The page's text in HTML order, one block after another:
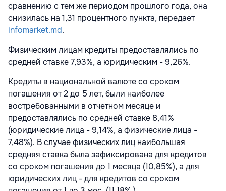
сравнению с тем же периодом прошлого года, она
снизилась на 1,31 процентного пункта, передает
infomarket.md.
Физическим лицам кредиты предоставлялись по
средней ставке 7,93%, а юридическим - 9,26%.
Кредиты в национальной валюте со сроком
погашения от 2 до 5 лет, были наиболее
востребованными в отчетном месяце и
предоставлялись по средней ставке 8,41%
(юридические лица - 9,14%, а физические лица -
7,48%). В случае физических лиц наибольшая
средняя ставка была зафиксирована для кредитов
со сроком погашения до 1 месяца (10,85%), а для
юридических лиц - для кредитов со сроком